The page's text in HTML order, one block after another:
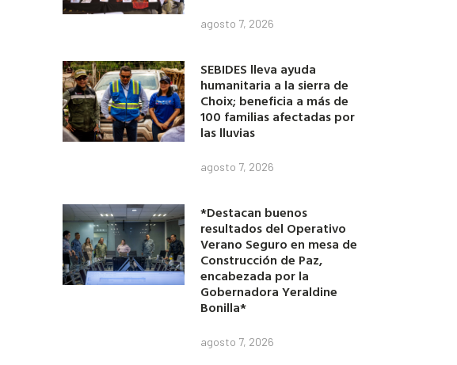
agosto 7, 2026
SEBIDES lleva ayuda
humanitaria a la sierra de
Choix; beneficia a más de
100 familias afectadas por
las lluvias
agosto 7, 2026
*Destacan buenos
resultados del Operativo
Verano Seguro en mesa de
Construcción de Paz,
encabezada por la
Gobernadora Yeraldine
Bonilla*
agosto 7, 2026